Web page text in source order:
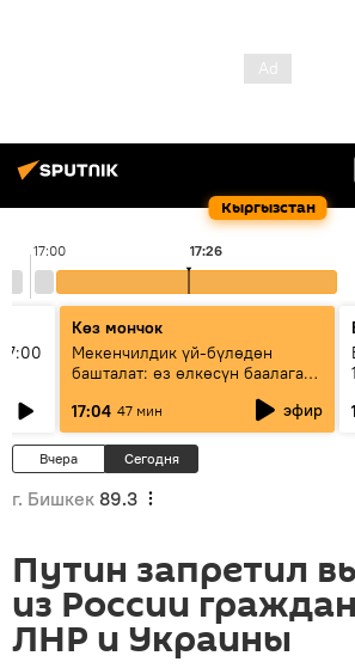
Кыргызстан
17:00 17:26
Көз мончок
Мекенчилдик үй-бүлөдөн
башталат: өз өлкөсүн баалаган
муунду кантип тарбиялоо
керек?
17:04 47 мин эфир
Вчера Сегодня
г. Бишкек 89.3
Путин запретил
из России
ЛНР и Украины